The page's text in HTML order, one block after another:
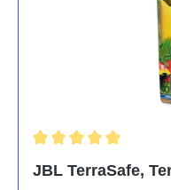
JBL TerraSafe,